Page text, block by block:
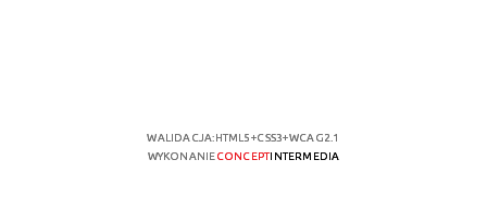
WALIDACJA: HTML5+CSS3+WCAG 2.1
WYKONANIECONCEPTINTERMEDIA